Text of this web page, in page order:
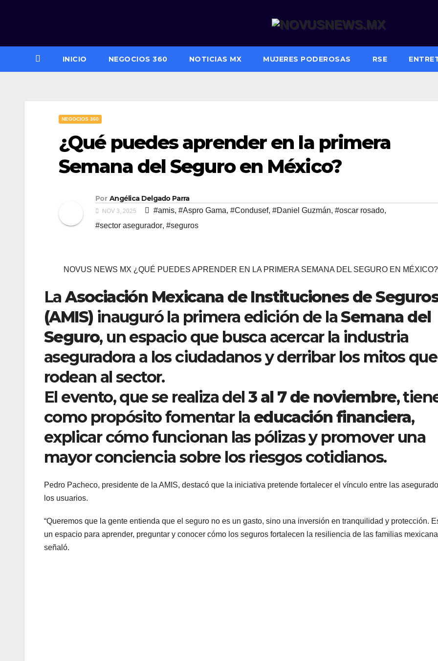
INICIO NEGOCIOS 360 NOTICIAS MX MUJERES PODEROSAS RSE
NEGOCIOS 360
¿Qué puedes aprender en la primera
Semana del Seguro en México?
Por Angélica Delgado Parra
NOV 3, 2025 #amis, #Aspro Gama, #Condusef, #Daniel Guzmán, #oscar rosado,
#sector asegurador, #seguros
NOVUS NEWS MX ¿QUÉ PUEDES APRENDER EN LA PRIMERA SEMANA DEL SEGURO EN MÉXICO?
LaAsociación Mexicana de Instituciones de
(AMIS)inauguró la primera edición de laSemana del
Seguro, un espacio que busca acercar la industria
aseguradora a los ciudadanos y derribar los mitos que
rodean al sector.
El evento, que se realiza del 3 al 7 de noviembre,
como propósito fomentar la educación financiera,
explicar cómo funcionan las pólizas y promover una
mayor conciencia sobre los riesgos cotidianos.
Pedro Pacheco, presidente de la AMIS, destacó que la iniciativa pretende fortalecer el vínculo entre las
los usuarios.
“Queremos que la gente entienda que el seguro no es un gasto, sino una inversión en tranquilidad y protección.
un espacio para aprender, preguntar y conocer cómo los seguros fortalecen la resiliencia de las familias
señaló.